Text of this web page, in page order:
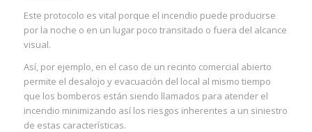
Este protocolo es vital porque el incendio puede producirse
por la noche o en un lugar poco transitado o fuera del alcance
visual.
Así, por ejemplo, en el caso de un recinto comercial abierto
permite el desalojo y evacuación del local al mismo tiempo
que los bomberos están siendo llamados para atender el
incendio minimizando así los riesgos inherentes a un siniestro
de estas características.